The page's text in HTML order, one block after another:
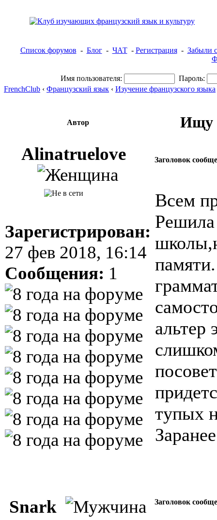
Список форумов - Блог- ЧАТ- Регистрация- Забыли
Имя пользователя:
Пароль:
FrenchClub ‹ Французский язык ‹ Изучение французского языка
Автор Ищу
Alinatruelove Заголовок
Зарегистрирован:
27 фев 2018, 16:14
Сообщения: 1
Всем
Решила
альтер
тупых
Snark Заголовок